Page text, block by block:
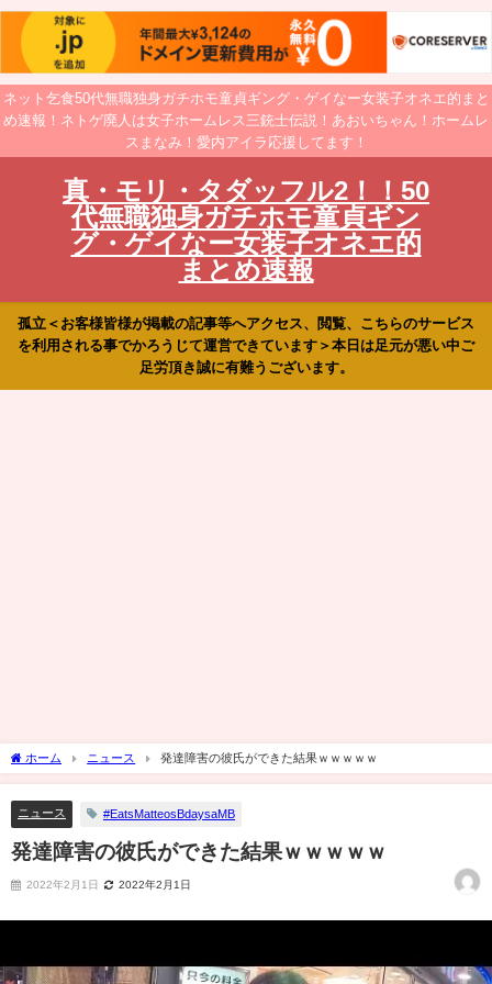
ネット乞食50代無職独身ガチホモ童貞ギング・ゲイなー女装子オネエ的まと
め速報！ネトゲ廃人は女子ホームレス三銃士伝説！あおいちゃん！ホームレ
スまなみ！愛内アイラ応援してます！
真・モリ・タダッフル2！！50
代無職独身ガチホモ童貞ギン
グ・ゲイなー女装子オネエ的
まとめ速報
孤立＜お客様皆様が掲載の記事等へアクセス、閲覧、こちらのサービス
を利用される事でかろうじて運営できています＞本日は足元が悪い中ご
足労頂き誠に有難うございます。
ホーム ニュース 発達障害の彼氏ができた結果ｗｗｗｗｗ
ニュース #EatsMatteosBdaysaMB
発達障害の彼氏ができた結果ｗｗｗｗｗ
2022年2月1日 2022年2月1日